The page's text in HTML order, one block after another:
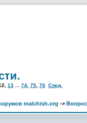
13 74 75 76 След.
malchish.org ->